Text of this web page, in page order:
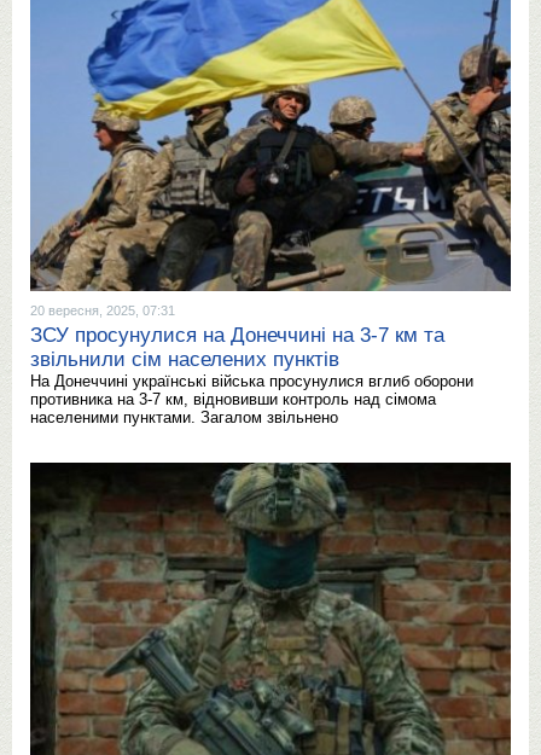
20 вересня, 2025, 07:31
ЗСУ просунулися на Донеччині на 3-7 км та
звільнили сім населених пунктів
На Донеччині українські війська просунулися вглиб оборони
противника на 3-7 км, відновивши контроль над сімома
населеними пунктами. Загалом звільнено